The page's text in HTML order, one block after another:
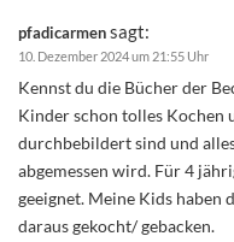
pfadicarmensagt:
10. Dezember 2024 um 21:55 Uhr
Kennst du die Bücher der
Kinder schon tolles Kochen
durchbebildert sind und
abgemessen wird. Für 4
geeignet. Meine Kids haben
daraus gekocht/ gebacken.